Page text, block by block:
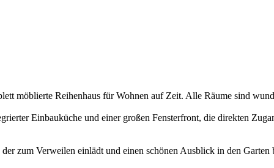
möblierte Reihenhaus für Wohnen auf Zeit. Alle Räume sind
Einbauküche und einer großen Fensterfront, die direkten
zum Verweilen einlädt und einen schönen Ausblick in den Garten